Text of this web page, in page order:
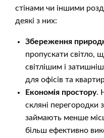
стінами чи іншими
деякі з них:
Збереження
пропускати світло,
світлішим і
для офісів та
Економія простору.
скляні перегородки
займають менше
більш ефективно